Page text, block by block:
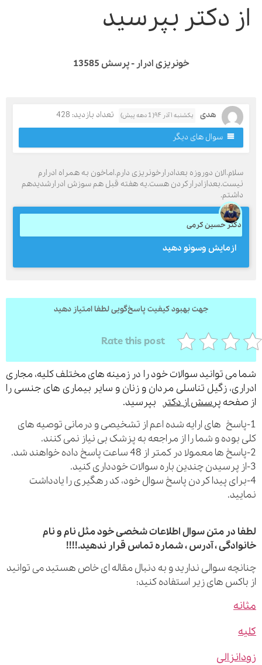
دکتر بپرسید
خونریزی ادرار - پرسش 13585
هدی یکشنبه ۱ آذر ۹۴( 1 دهه پیش)
تعداد بازدید: 428
سوال های دیگر
دوروزه بعدادرارخونریزی دارم.اماخون به همراه ادرارم
هست.یه هفته قبل هم سوزش ادرارشدیدهم
دکتر حسین کرمی
ازمايش وسونو دهيد
جهت بهبود کیفیت پاسخ‌گویی لطفا امتیاز دهید
Rate this post
توانید سوالات خود را در زمینه های مختلف کلیه، مجاری
زگیل تناسلی مردان و زنان و سایر بیماری های جنسی را
پرسش از دکتربپرسید.
های ارایه شده اعم از تشخیصی و درمانی توصیه های
و شما را از مراجعه به پزشک بی نیاز نمی کنند.
پیدا کردن پاسخ سوال خود، کد رهگیری را یادداشت
در متن سوال اطلاعات شخصی خود مثل نام و نام
، آدرس ، شماره تماس قرار ندهید.!!!!
سوالی ندارید و به دنبال مقاله ای خاص هستید می توانید
های زیر استفاده کنید:
ارسال
قدرت گرفته از همیارسیستم